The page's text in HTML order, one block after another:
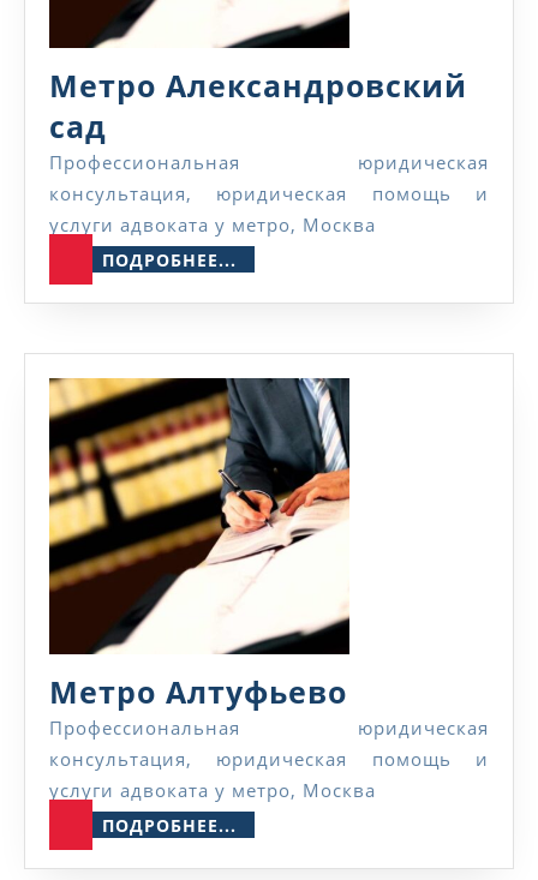
Метро Александровский
сад
Александровский
сад
Профессиональная юридическая
консультация, юридическая помощь и
услуги адвоката у метро, Москва
ПОДРОБНЕЕ...
Метро Алтуфьево
Алтуфьево
Профессиональная юридическая
консультация, юридическая помощь и
услуги адвоката у метро, Москва
ПОДРОБНЕЕ...